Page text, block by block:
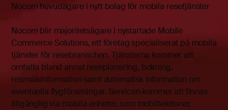
Nocom huvudägare i nytt bolag för mobila resetjänster
Nocom blir majoritetsägare i nystartade Mobile
Commerce Solutions, ett företag specialiserat på mobila
tjänster för resebranschen. Tjänsterna kommer att
omfatta bland annat reseplanering, bokning,
resmålsinformation samt automatisk information om
eventuella flygförseningar. Servicen kommer att finnas
tillgänglig via mobila enheter, som mobiltelefoner,